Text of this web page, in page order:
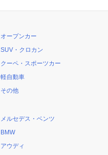
オープンカー
SUV・クロカン
クーペ・スポーツカー
軽自動車
その他
メルセデス・ベンツ
BMW
アウディ